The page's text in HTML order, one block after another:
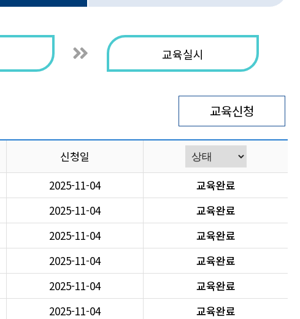
교육실시
교육신청
신청일
2025-11-04
교육완료
2025-11-04
교육완료
2025-11-04
교육완료
2025-11-04
교육완료
2025-11-04
교육완료
2025-11-04
교육완료